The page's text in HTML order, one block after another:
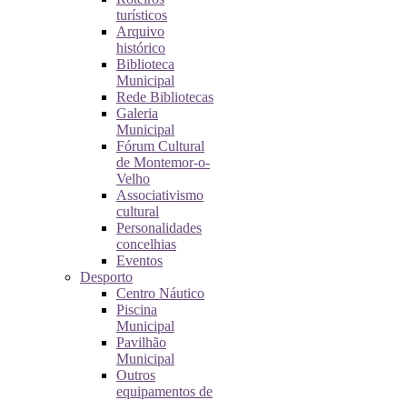
turísticos
Arquivo
histórico
Biblioteca
Municipal
Rede Bibliotecas
Galeria
Municipal
Fórum Cultural
de Montemor-o-
Velho
Associativismo
cultural
Personalidades
concelhias
Eventos
Desporto
Centro Náutico
Piscina
Municipal
Pavilhão
Municipal
Outros
equipamentos de